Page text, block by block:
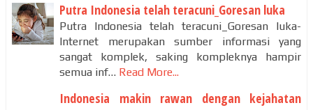
Putra Indonesia telah teracuni_Goresan luka
Putra Indonesia telah teracuni_Goresan luka-
Internet merupakan sumber informasi yang
sangat komplek, saking kompleknya hampir
semua inf… Read More...
Indonesia makin rawan dengan kejahatan